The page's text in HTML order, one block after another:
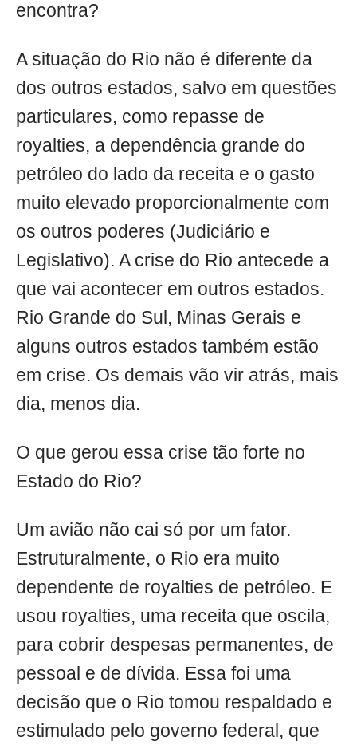
encontra?
A situação do Rio não é diferente da
dos outros estados, salvo em questões
particulares, como repasse de
royalties, a dependência grande do
petróleo do lado da receita e o gasto
muito elevado proporcionalmente com
os outros poderes (Judiciário e
Legislativo). A crise do Rio antecede a
que vai acontecer em outros estados.
Rio Grande do Sul, Minas Gerais e
alguns outros estados também estão
em crise. Os demais vão vir atrás, mais
dia, menos dia.
O que gerou essa crise tão forte no
Estado do Rio?
Um avião não cai só por um fator.
Estruturalmente, o Rio era muito
dependente de royalties de petróleo. E
usou royalties, uma receita que oscila,
para cobrir despesas permanentes, de
pessoal e de dívida. Essa foi uma
decisão que o Rio tomou respaldado e
estimulado pelo governo federal, que